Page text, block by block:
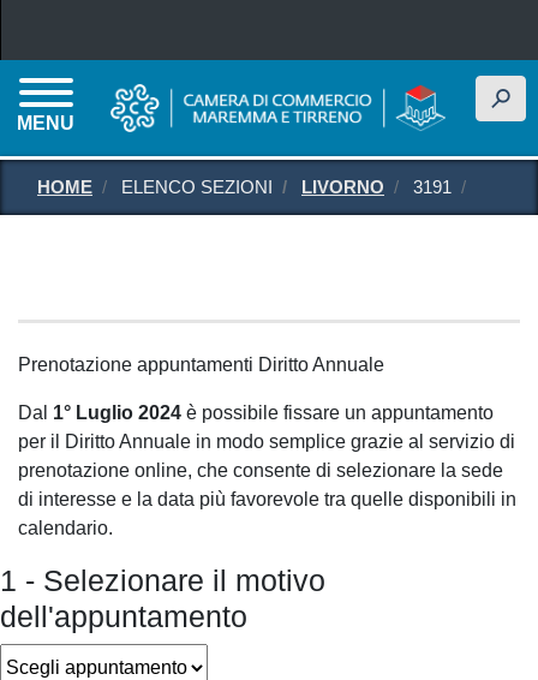
MENU
h
HOME ELENCO SEZIONI LIVORNO 3191
Prenotazione appuntamenti Diritto Annuale
Dal 1° Luglio 2024 è possibile fissare un appuntamento
per il Diritto Annuale in modo semplice grazie al servizio di
prenotazione online, che consente di selezionare la sede
di interesse e la data più favorevole tra quelle disponibili in
calendario.
1 - Selezionare il motivo
dell'appuntamento